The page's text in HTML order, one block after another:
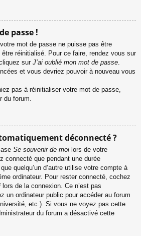
passe !
mot de passe ne puisse pas être
réinitialisé. Pour ce faire, rendez vous sur
sur J’ai oublié mon mot de passe.
et vous devriez pouvoir à nouveau vous
pas à réinitialiser votre mot de passe,
du forum.
déconnecté ?
Se souvenir de moi lors de votre
connecté que pendant une durée
quelqu’un d’autre utilise votre compte à
ordinateur. Pour rester connecté, cochez
lors de la connexion. Ce n’est pas
un ordinateur public pour accéder au forum
etc.). Si vous ne voyez pas cette
du forum a désactivé cette